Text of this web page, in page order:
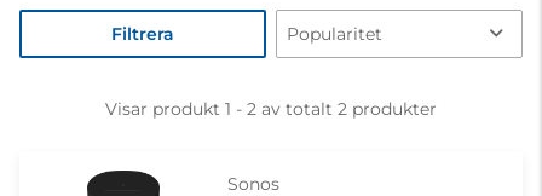
Filtrera
Visar produkt 1 - 2 av totalt 2 produkter
Sonos